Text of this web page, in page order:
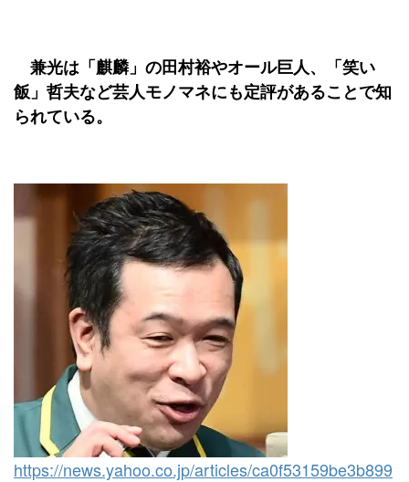
兼光は「麒麟」の田村裕やオール巨人、「笑い
飯」哲夫など芸人モノマネにも定評があることで知
られている。
https://news.yahoo.co.jp/articles/ca0f53159be3b899